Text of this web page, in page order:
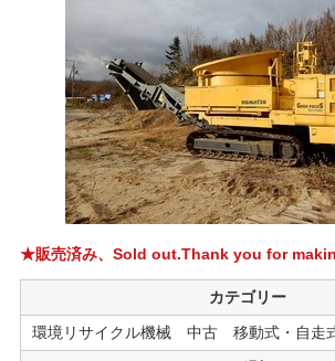
★販売済み、Sold out.Thank you for
カテゴリー
環境リサイクル機械 中古 移動式・自走